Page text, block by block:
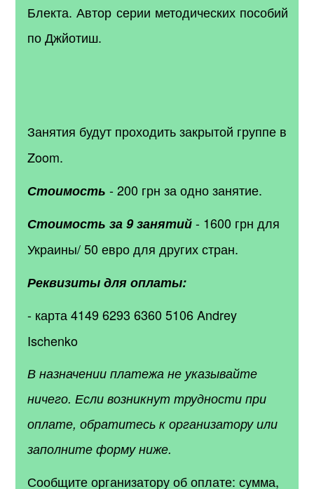
Блекта. Автор серии методических пособий
по Джйотиш.
Занятия будут проходить закрытой группе в
Zoom.
Стоимость - 200 грн за одно занятие.
Стоимость за 9 занятий- 1600 грн для
Украины/ 50 евро для других стран.
Реквизиты для оплаты:
- карта 4149 6293 6360 5106 Andrey
Ischenko
В назначении платежа не указывайте
ничего. Если возникнут трудности при
оплате, обратитесь к организатору или
заполните форму ниже.
Сообщите организатору об оплате: сумма,